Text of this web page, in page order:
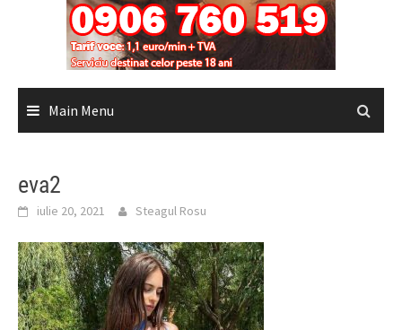
Main Menu
eva2
iulie 20, 2021 Steagul Rosu